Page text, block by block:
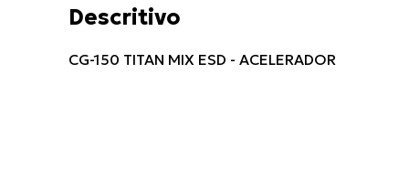
Descritivo
CG-150 TITAN MIX ESD - ACELERADOR